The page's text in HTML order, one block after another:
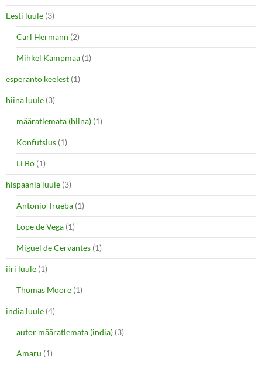
Eesti luule (3)
Carl Hermann (2)
Mihkel Kampmaa (1)
esperanto keelest (1)
hiina luule (3)
määratlemata (hiina) (1)
Konfutsius (1)
Li Bo (1)
hispaania luule (3)
Antonio Trueba (1)
Lope de Vega (1)
Miguel de Cervantes (1)
iiri luule (1)
Thomas Moore (1)
india luule (4)
autor määratlemata (india) (3)
Amaru (1)